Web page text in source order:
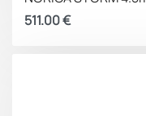
511.00€